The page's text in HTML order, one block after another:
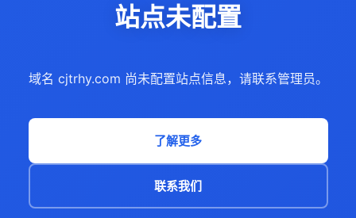
站点未配置
域名 cjtrhy.com 尚未配置站点信息，请联系管理员。
了解更多
联系我们